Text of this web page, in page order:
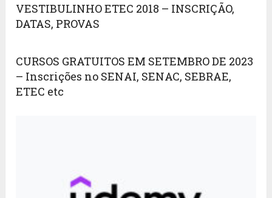
VESTIBULINHO ETEC 2018 – INSCRIÇÃO,
DATAS, PROVAS
CURSOS GRATUITOS EM SETEMBRO DE 2023
– Inscrições no SENAI, SENAC, SEBRAE,
ETEC etc